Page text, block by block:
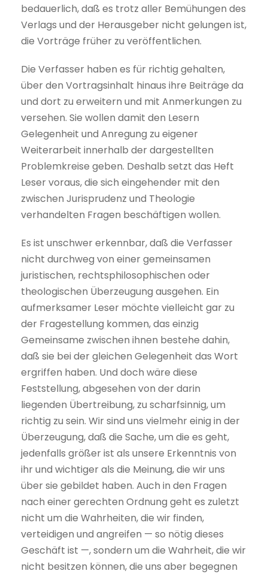
bedauerlich, daß es trotz aller Bemühungen des
Verlags und der Herausgeber nicht gelungen ist,
die Vorträge früher zu veröffentlichen.
Die Verfasser haben es für richtig gehalten,
über den Vortragsinhalt hinaus ihre Beiträge da
und dort zu erweitern und mit Anmerkungen zu
versehen. Sie wollen damit den Lesern
Gelegenheit und Anregung zu eigener
Weiterarbeit innerhalb der dargestellten
Problemkreise geben. Deshalb setzt das Heft
Leser voraus, die sich eingehender mit den
zwischen Jurisprudenz und Theologie
verhandelten Fragen beschäftigen wollen.
Es ist unschwer erkennbar, daß die Verfasser
nicht durchweg von einer gemeinsamen
juristischen, rechtsphilosophischen oder
theologischen Überzeugung ausgehen. Ein
aufmerksamer Leser möchte vielleicht gar zu
der Fragestellung kommen, das einzig
Gemeinsame zwischen ihnen bestehe dahin,
daß sie bei der gleichen Gelegenheit das Wort
ergriffen haben. Und doch wäre diese
Feststellung, abgesehen von der darin
liegenden Übertreibung, zu scharfsinnig, um
richtig zu sein. Wir sind uns vielmehr einig in der
Überzeugung, daß die Sache, um die es geht,
jedenfalls größer ist als unsere Erkenntnis von
ihr und wichtiger als die Meinung, die wir uns
über sie gebildet haben. Auch in den Fragen
nach einer gerechten Ordnung geht es zuletzt
nicht um die Wahrheiten, die wir finden,
verteidigen und angreifen — so nötig dieses
Geschäft ist —, sondern um die Wahrheit, die wir
nicht besitzen können, die uns aber begegnen